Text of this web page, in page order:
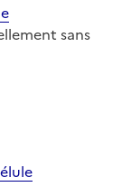
sans